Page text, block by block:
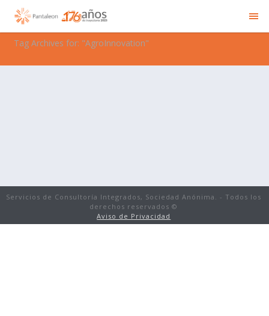
Tag Archives for: "AgroInnovation"
Servicios de Consultoría Integrados, Sociedad Anónima. - Todos los
derechos reservados ©
Aviso de Privacidad